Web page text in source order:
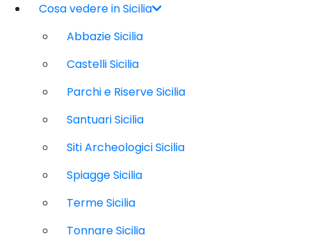
Cosa vedere in Sicilia
Abbazie Sicilia
Castelli Sicilia
Parchi e Riserve Sicilia
Santuari Sicilia
Siti Archeologici Sicilia
Spiagge Sicilia
Terme Sicilia
Tonnare Sicilia